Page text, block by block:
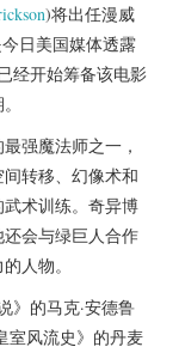
)将出任漫威
日美国媒体透露
经开始筹备该电影
强魔法师之一，
转移、幻像术和
术训练。奇异博
会与绿巨人合作
人物。
》的马克·安德鲁
室风流史》的丹麦